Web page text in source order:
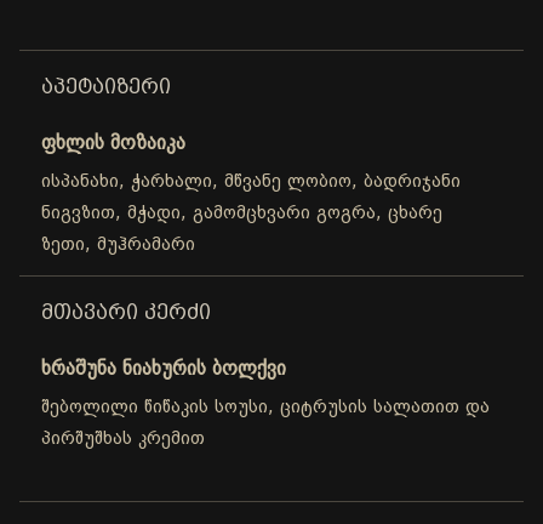
ᲐᲞᲔᲢᲐᲘᲖᲔᲠᲘ
ფხლის მოზაიკა
ისპანახი, ჭარხალი, მწვანე ლობიო, ბადრიჯანი
ნიგვზით, მჭადი, გამომცხვარი გოგრა, ცხარე
ზეთი, მუჰრამარი
ᲛᲗᲐᲕᲐᲠᲘ ᲙᲔᲠᲫᲘ
ხრაშუნა ნიახურის ბოლქვი
შებოლილი წიწაკის სოუსი, ციტრუსის სალათით და
პირშუშხას კრემით